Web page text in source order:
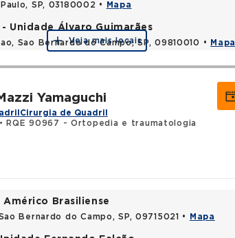
SP, 03180002 • Mapa
Unidade Álvaro Guimarães
Sao Bernardo do Campo, SP, 09810010 • Mapa
Veja mais locais
Yamaguchi
Cirurgia de Quadril
•
RQE 90967 - Ortopedia e traumatologia
Brasiliense
Bernardo do Campo, SP, 09715021 • Mapa